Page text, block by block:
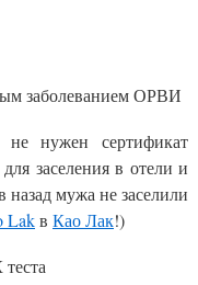
заболеванием ОРВИ
нужен сертификат
заселения в отели и
назад мужа не заселили
Lakв Као Лак!)